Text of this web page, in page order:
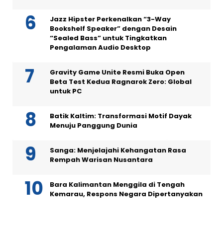
Jazz Hipster Perkenalkan “3-Way
Bookshelf Speaker” dengan Desain
“Sealed Bass” untuk Tingkatkan
Pengalaman Audio Desktop
Gravity Game Unite Resmi Buka Open
Beta Test Kedua Ragnarok Zero: Global
untuk PC
Batik Kaltim: Transformasi Motif Dayak
Menuju Panggung Dunia
Sanga: Menjelajahi Kehangatan Rasa
Rempah Warisan Nusantara
Bara Kalimantan Menggila di Tengah
Kemarau, Respons Negara Dipertanyakan